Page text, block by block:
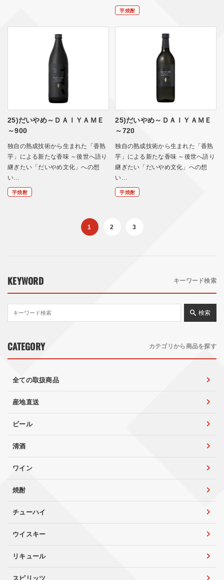
芋焼酎
25)だいやめ～ＤＡＩＹＡＭＥ
～900
独自の熟成技術から生まれた「香熟
芋」による新たな香味 ～後世へ語り
継ぎたい「だいやめ文化」への想
い…
芋焼酎
25)だいやめ～ＤＡＩＹＡＭＥ
～720
独自の熟成技術から生まれた「香熟
芋」による新たな香味 ～後世へ語り
継ぎたい「だいやめ文化」への想
い…
芋焼酎
1 2 3
KEYWORD キーワード検索
検索
CATEGORY カテゴリから商品を探す
全ての取扱商品
産地直送
ビール
清酒
ワイン
焼酎
チューハイ
ウイスキー
リキュール
スピリッツ